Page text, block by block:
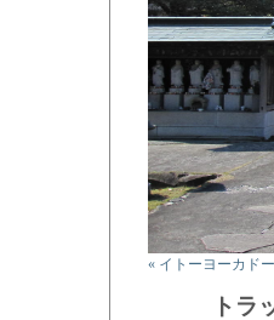
« イトーヨーカド
トラ